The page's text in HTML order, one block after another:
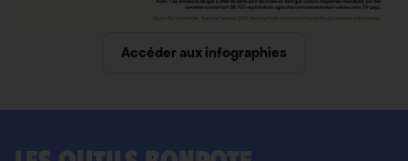
Accéder aux infographies